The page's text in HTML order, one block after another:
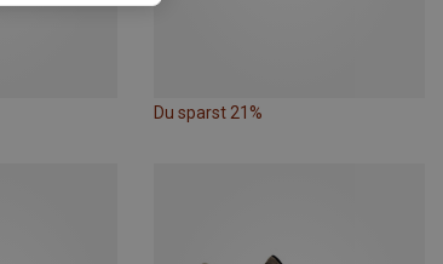
Du sparst 21%